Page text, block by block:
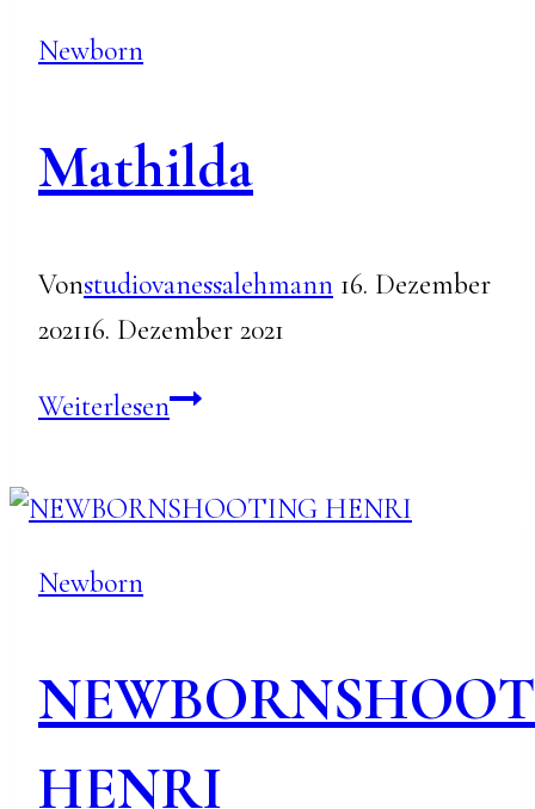
Newborn
Mathilda
Vonstudiovanessalehmann 16. Dezember
202116. Dezember 2021
WeiterlesenMathilda
Newborn
HENRI